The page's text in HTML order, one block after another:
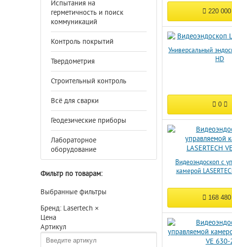
Испытания на
герметичность и поиск
коммуникаций
Контроль покрытий
Твердометрия
Строительный контроль
Всё для сварки
Геодезические приборы
Лабораторное
оборудование
Фильтр по товарам:
Выбранные фильтры
Бренд: Lasertech ×
Цена
Артикул
220 000
Универсальный
HD
0
Видеоэндоскоп с
камерой
168 480